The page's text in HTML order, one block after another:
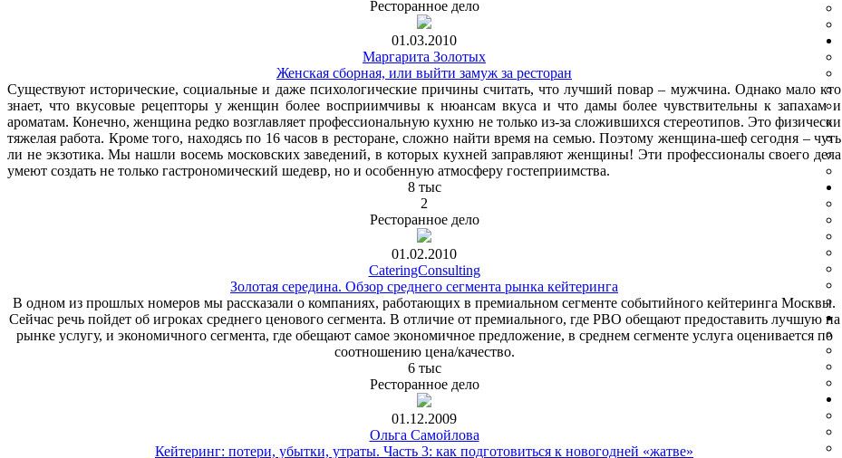
Ресторанное дело
01.03.2010
Маргарита Золотых
Женская сборная, или выйти замуж за ресторан
Существуют исторические, социальные и даже психологические причины считать, что лучший повар – мужчина. Однако мало кто
знает, что вкусовые рецепторы у женщин более восприимчивы к нюансам вкуса и что дамы более чувствительны к запахам и
ароматам. Конечно, женщина редко возглавляет профессиональную кухню не только из-за сложившихся стереотипов. Это физически
тяжелая работа. Кроме того, находясь по 16 часов в ресторане, сложно найти время на семью. Поэтому женщина-шеф сегодня – чуть
ли не экзотика. Мы нашли восемь московских заведений, в которых кухней заправляют женщины! Эти профессионалы своего дела
умеют создать не только гастрономический шедевр, но и особенную атмосферу гостеприимства.
8 тыс
2
Ресторанное дело
01.02.2010
CateringConsulting
Золотая середина. Обзор среднего сегмента рынка кейтеринга
В одном из прошлых номеров мы рассказали о компаниях, работающих в премиальном сегменте событийного кейтеринга Москвы.
Сейчас речь пойдет об игроках среднего ценового сегмента. В отличие от премиального, где РВО обещают предоставить лучшую на
рынке услугу, и экономичного сегмента, где обещают самое экономичное предложение, в среднем сегменте услуга оценивается по
соотношению цена/качество.
6 тыс
Ресторанное дело
01.12.2009
Ольга Самойлова
Кейтеринг: потери, убытки, утраты. Часть 3: как подготовиться к новогодней «жатве»